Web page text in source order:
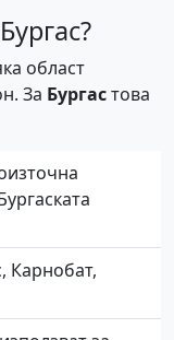
област
За Бургастова
Карнобат,